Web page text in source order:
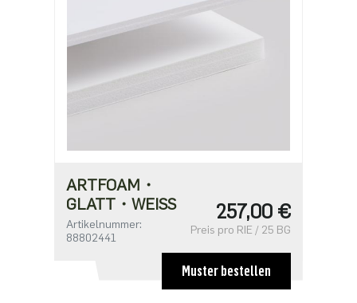
ARTFOAM・
GLATT・WEISS
Artikelnummer:
88802441
257,00 €
Preis pro RIE / 25 BG
Muster bestellen